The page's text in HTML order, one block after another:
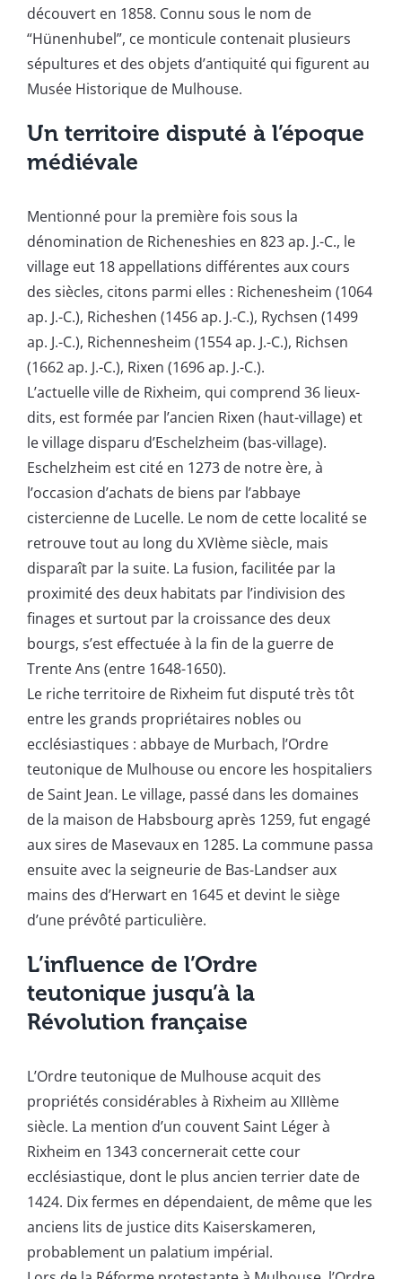
découvert en 1858. Connu sous le nom de
“Hünenhubel”, ce monticule contenait plusieurs
sépultures et des objets d’antiquité qui figurent au
Musée Historique de Mulhouse.
Un territoire disputé à l’époque
médiévale
Mentionné pour la première fois sous la
dénomination de Richeneshies en 823 ap. J.-C., le
village eut 18 appellations différentes aux cours
des siècles, citons parmi elles : Richenesheim (1064
ap. J.-C.), Richeshen (1456 ap. J.-C.), Rychsen (1499
ap. J.-C.), Richennesheim (1554 ap. J.-C.), Richsen
(1662 ap. J.-C.), Rixen (1696 ap. J.-C.).
L’actuelle ville de Rixheim, qui comprend 36 lieux-
dits, est formée par l’ancien Rixen (haut-village) et
le village disparu d’Eschelzheim (bas-village).
Eschelzheim est cité en 1273 de notre ère, à
l’occasion d’achats de biens par l’abbaye
cistercienne de Lucelle. Le nom de cette localité se
retrouve tout au long du XVIème siècle, mais
disparaît par la suite. La fusion, facilitée par la
proximité des deux habitats par l’indivision des
finages et surtout par la croissance des deux
bourgs, s’est effectuée à la fin de la guerre de
Trente Ans (entre 1648-1650).
Le riche territoire de Rixheim fut disputé très tôt
entre les grands propriétaires nobles ou
ecclésiastiques : abbaye de Murbach, l’Ordre
teutonique de Mulhouse ou encore les hospitaliers
de Saint Jean. Le village, passé dans les domaines
de la maison de Habsbourg après 1259, fut engagé
aux sires de Masevaux en 1285. La commune passa
ensuite avec la seigneurie de Bas-Landser aux
mains des d’Herwart en 1645 et devint le siège
d’une prévôté particulière.
L’influence de l’Ordre
teutonique jusqu’à la
Révolution française
L’Ordre teutonique de Mulhouse acquit des
propriétés considérables à Rixheim au XIIIème
siècle. La mention d’un couvent Saint Léger à
Rixheim en 1343 concernerait cette cour
ecclésiastique, dont le plus ancien terrier date de
1424. Dix fermes en dépendaient, de même que les
anciens lits de justice dits Kaiserskameren,
probablement un palatium impérial.